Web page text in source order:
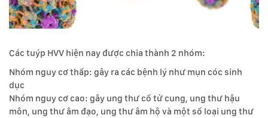
Các tuýp HVV hiện nay được chia thành 2 nhóm:
Nhóm nguy cơ thấp: gây ra các bệnh lý như mụn cóc sinh
dục
Nhóm nguy cơ cao: gây ung thư cổ tử cung, ung thư hậu
môn, ung thư âm đạo, ung thư âm hộ và một số loại ung thư